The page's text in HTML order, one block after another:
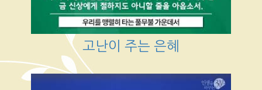
고난이 주는 은혜